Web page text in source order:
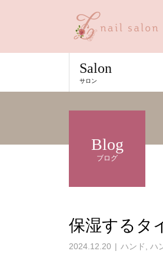
Salon
サロン
Blog
ブログ
保湿するタ
2024.12.20 ハンド, ハ